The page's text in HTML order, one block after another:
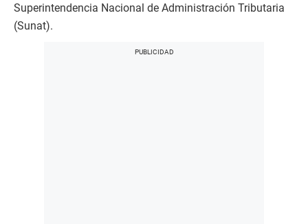
Superintendencia Nacional de Administración Tributaria
(Sunat).